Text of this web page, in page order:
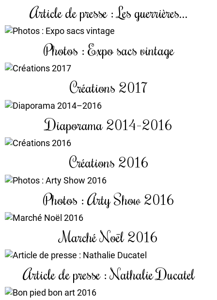
Article de presse : Les guerrières...
Photos : Expo sacs vintage
Créations 2017
Diaporama 2014–2016
Créations 2016
Photos : Arty Show 2016
Marché Noël 2016
Article de presse : Nathalie Ducatel